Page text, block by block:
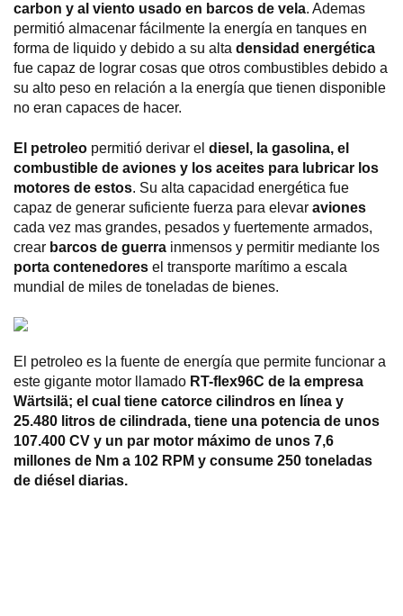
carbon y al viento usado en barcos de vela. Ademas
permitió almacenar fácilmente la energía en tanques en
forma de liquido y debido a su alta densidad energética
fue capaz de lograr cosas que otros combustibles debido a
su alto peso en relación a la energía que tienen disponible
no eran capaces de hacer.
El petroleo permitió derivar el diesel, la gasolina, el
combustible de aviones y los aceites para lubricar los
motores de estos. Su alta capacidad energética fue
capaz de generar suficiente fuerza para elevar aviones
cada vez mas grandes, pesados y fuertemente armados,
crear barcos de guerra inmensos y permitir mediante los
porta contenedores el transporte marítimo a escala
mundial de miles de toneladas de bienes.
El petroleo es la fuente de energía que permite funcionar a
este gigante motor llamado RT-flex96C de la empresa
Wärtsilä; el cual tiene catorce cilindros en línea y
25.480 litros de cilindrada, tiene una potencia de unos
107.400 CV y un par motor máximo de unos 7,6
millones de Nm a 102 RPM y consume 250 toneladas
de diésel diarias.